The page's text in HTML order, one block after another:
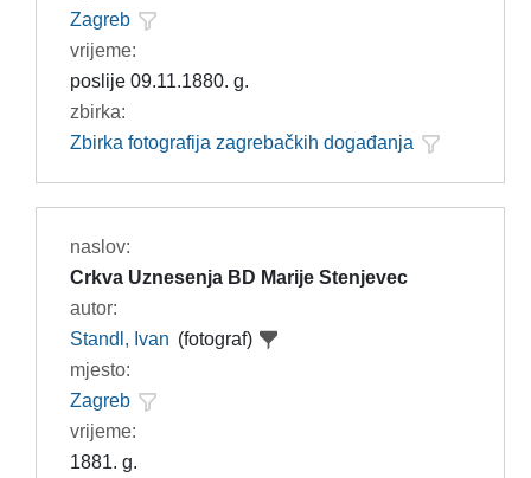
Zagreb
vrijeme:
poslije 09.11.1880. g.
zbirka:
Zbirka fotografija zagrebačkih događanja
naslov:
Crkva Uznesenja BD Marije Stenjevec
autor:
Standl, Ivan (fotograf)
mjesto:
Zagreb
vrijeme:
1881. g.